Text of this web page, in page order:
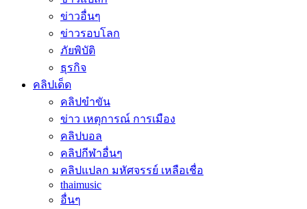
ข่าวอื่นๆ
ข่าวรอบโลก
ภัยพิบัติ
ธุรกิจ
คลิปเด็ด
คลิปขำขัน
ข่าว เหตุการณ์ การเมือง
คลิปบอล
คลิปกีฬาอื่นๆ
คลิปแปลก มหัศจรรย์ เหลือเชื่อ
thaimusic
อื่นๆ